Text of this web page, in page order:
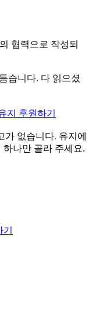
협력으로 작성되
습니다. 다 읽으셨
지 후원하기
가 없습니다. 유지에
하나만 골라 주세요.